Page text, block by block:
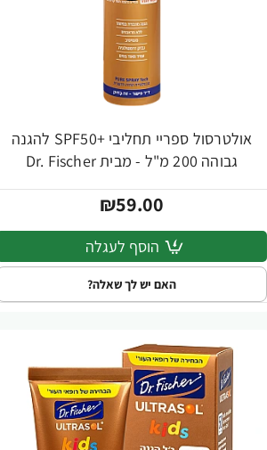
אולטרסול ספריי תחליבי +SPF50 להגנה
גבוהה 200 מ"ל - מבית Dr. Fischer
₪59.00
הוסף לעגלה
האם יש לך שאלה?